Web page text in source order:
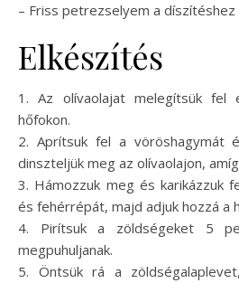
– Friss petrezselyem a díszítéshez
Elkészítés
1. Az olívaolajat melegítsük fel
hőfokon.
2. Aprítsuk fel a vöröshagymát
dinszteljük meg az olívaolajon,
3. Hámozzuk meg és karikázzuk
és fehérrépát, majd adjuk hozzá a
4. Pirítsuk a zöldségeket 5
megpuhuljanak.
5. Öntsük rá a